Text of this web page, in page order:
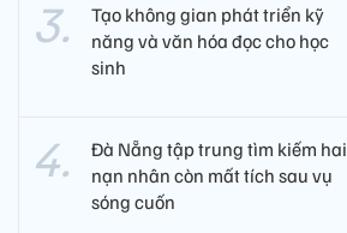
Tạo không gian phát triển kỹ
năng và văn hóa đọc cho học
sinh
Đà Nẵng tập trung tìm kiếm hai
nạn nhân còn mất tích sau vụ
sóng cuốn